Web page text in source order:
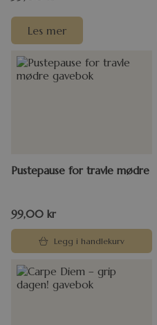
Les mer
Pustepause for travle mødre
99,00 kr
Legg i handlekurv